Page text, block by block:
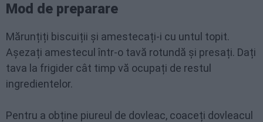
Mod de preparare
Mărunțiți biscuiții și amestecați-i cu untul topit.
Așezați amestecul într-o tavă rotundă și presați. Dați
tava la frigider cât timp vă ocupați de restul
ingredientelor.
Pentru a obține piureul de dovleac, coaceți dovleacul